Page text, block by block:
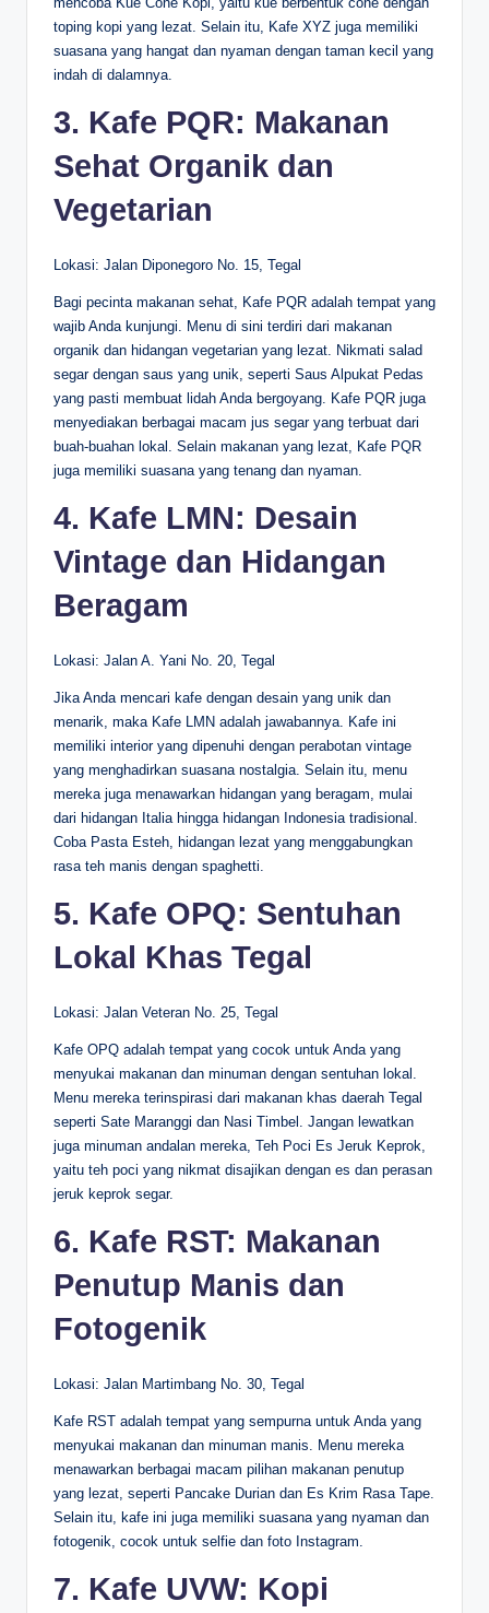
toping kopi yang lezat. Selain itu, Kafe XYZ juga memiliki
suasana yang hangat dan nyaman dengan taman kecil yang
indah di dalamnya.
3. Kafe PQR: Makanan
Sehat Organik dan
Vegetarian
Lokasi: Jalan Diponegoro No. 15, Tegal
Bagi pecinta makanan sehat, Kafe PQR adalah tempat yang
wajib Anda kunjungi. Menu di sini terdiri dari makanan
organik dan hidangan vegetarian yang lezat. Nikmati salad
segar dengan saus yang unik, seperti Saus Alpukat Pedas
yang pasti membuat lidah Anda bergoyang. Kafe PQR juga
menyediakan berbagai macam jus segar yang terbuat dari
buah-buahan lokal. Selain makanan yang lezat, Kafe PQR
juga memiliki suasana yang tenang dan nyaman.
4. Kafe LMN: Desain
Vintage dan Hidangan
Beragam
Lokasi: Jalan A. Yani No. 20, Tegal
Jika Anda mencari kafe dengan desain yang unik dan
menarik, maka Kafe LMN adalah jawabannya. Kafe ini
memiliki interior yang dipenuhi dengan perabotan vintage
yang menghadirkan suasana nostalgia. Selain itu, menu
mereka juga menawarkan hidangan yang beragam, mulai
dari hidangan Italia hingga hidangan Indonesia tradisional.
Coba Pasta Esteh, hidangan lezat yang menggabungkan
rasa teh manis dengan spaghetti.
5. Kafe OPQ: Sentuhan
Lokal Khas Tegal
Lokasi: Jalan Veteran No. 25, Tegal
Kafe OPQ adalah tempat yang cocok untuk Anda yang
menyukai makanan dan minuman dengan sentuhan lokal.
Menu mereka terinspirasi dari makanan khas daerah Tegal
seperti Sate Maranggi dan Nasi Timbel. Jangan lewatkan
juga minuman andalan mereka, Teh Poci Es Jeruk Keprok,
yaitu teh poci yang nikmat disajikan dengan es dan perasan
jeruk keprok segar.
6. Kafe RST: Makanan
Penutup Manis dan
Fotogenik
Lokasi: Jalan Martimbang No. 30, Tegal
Kafe RST adalah tempat yang sempurna untuk Anda yang
menyukai makanan dan minuman manis. Menu mereka
menawarkan berbagai macam pilihan makanan penutup
yang lezat, seperti Pancake Durian dan Es Krim Rasa Tape.
Selain itu, kafe ini juga memiliki suasana yang nyaman dan
fotogenik, cocok untuk selfie dan foto Instagram.
7. Kafe UVW: Kopi